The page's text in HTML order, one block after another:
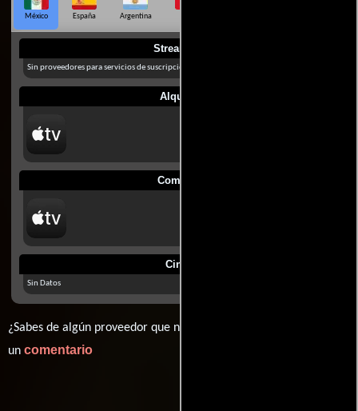
México España Argentina
Streaming
Sin proveedores para servicios de suscripción en México
Alquilar
Comprar
Cines
Sin Datos
¿Sabes de algún proveedor que no estamos mostrando? déjanos
un comentario